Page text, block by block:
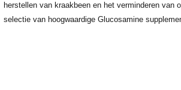
herstellen van kraakbeen en het verminderen
selectie van hoogwaardige Glucosamine